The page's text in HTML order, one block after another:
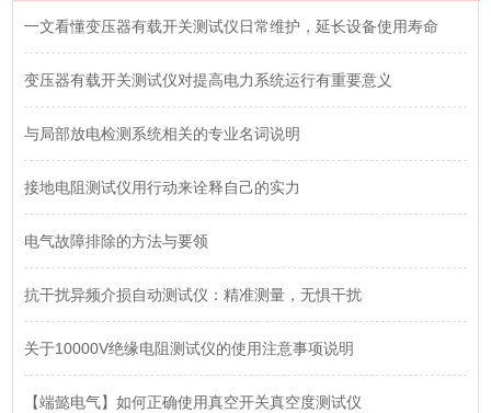
一文看懂变压器有载开关测试仪日常维护，延长设备使用寿命
变压器有载开关测试仪对提高电力系统运行有重要意义
与局部放电检测系统相关的专业名词说明
接地电阻测试仪用行动来诠释自己的实力
电气故障排除的方法与要领
抗干扰异频介损自动测试仪：精准测量，无惧干扰
关于10000V绝缘电阻测试仪的使用注意事项说明
【端懿电气】如何正确使用真空开关真空度测试仪